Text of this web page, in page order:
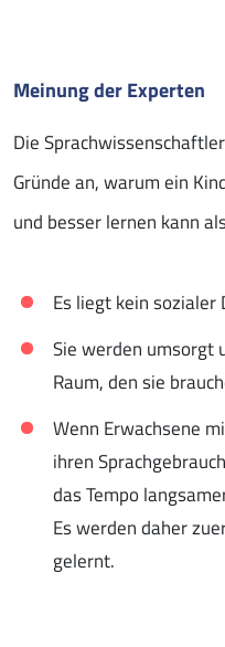
Meinung der Experten
Die
Gründe an, warum ein
und besser lernen kann
Es liegt kein sozialer
Sie werden umsorgt
Raum, den sie
Wenn Erwachsene
ihren
das Tempo
Es werden daher
gelernt.